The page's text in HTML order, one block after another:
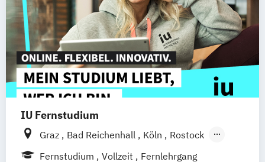
IU Fernstudium
Graz Bad Reichenhall Köln
Rostock
Freiburg
Frankfurt am Main
Fernstudium Vollzeit
Fernlehrgang